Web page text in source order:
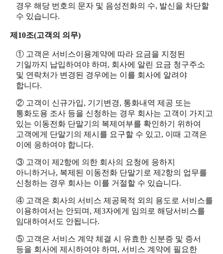
경우 해당 번호의 문자 및 음성전화의 수, 발신을 차단할
수 있습니다.
제10조(고객의 의무)
① 고객은 서비스이용계약에 따라 요금을 지정된
기일까지 납입하여야 하며, 회사에 알린 요금 청구주소
및 연락처가 변경된 경우에는 이를 회사에 알려야
합니다.
② 고객이 신규가입, 기기변경, 통화내역 제공 또는
통화도용 조사 등을 신청하는 경우 회사는 고객이 가지고
있는 이동전화 단말기의 복제여부를 확인하기 위하여
고객에게 단말기의 제시를 요구할 수 있고, 이때 고객은
이에 응하여야 합니다.
③ 고객이 제2항에 의한 회사의 요청에 응하지
아니하거나, 복제된 이동전화 단말기로 제2항의 업무를
신청하는 경우 회사는 이를 거절할 수 있습니다.
④ 고객은 회사의 서비스 제공목적 외의 용도로 서비스를
이용하여서는 안되며, 제3자에게 임의로 해당서비스를
임대하여서도 안됩니다.
⑤ 고객은 서비스 계약 체결 시 유효한 신분증 및 증서
등을 회사에 제시하여야 하며, 서비스 계약에 필요한